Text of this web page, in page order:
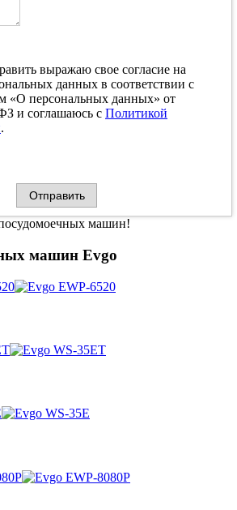
выражаю свое согласие на
данных в соответствии с
«О персональных данных» от
и соглашаюсь с Политикой
.
машин Evgo